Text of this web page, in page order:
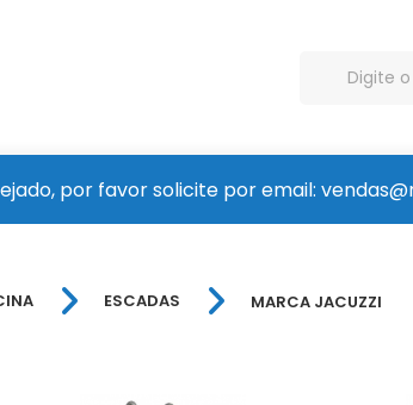
por favor solicite por email:
ESCADAS MARCA JACUZZI